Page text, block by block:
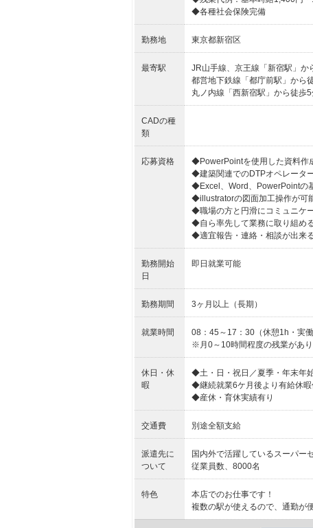
◆各種社会保険完備
勤務地 東京都新宿区
最寄駅
JR山手線、京王線「新宿駅」か
都営地下鉄線「都庁前駅」から
丸ノ内線「西新宿駅」から徒歩
CADの種
類
応募資格
◆PowerPointを使用した資料作
◆建築関連でのDTPオペレータ
◆Excel、Word、PowerPointの
◆illustratorの図面加工操作が可
◆職場の方と円滑にコミュニケ
◆自ら率先して業務に取り組め
◆適宜報告・連絡・相談が出来
勤務開始
日
即日就業可能
勤務期間 3ヶ月以上（長期）
就業時間
08：45～17：30（休憩1h・実働
※月0～10時間程度の残業があ
休日・休
暇
◆土・日・祝日／夏季・年末年
◆継続就業6ケ月後より有給休暇
◆産休・育休実績有り
交通費 別途全額支給
派遣先に
ついて
国内外で活躍しているスーパー
従業員数、8000名
特色
本店でのお仕事です！
複数の駅が使えるので、通勤が